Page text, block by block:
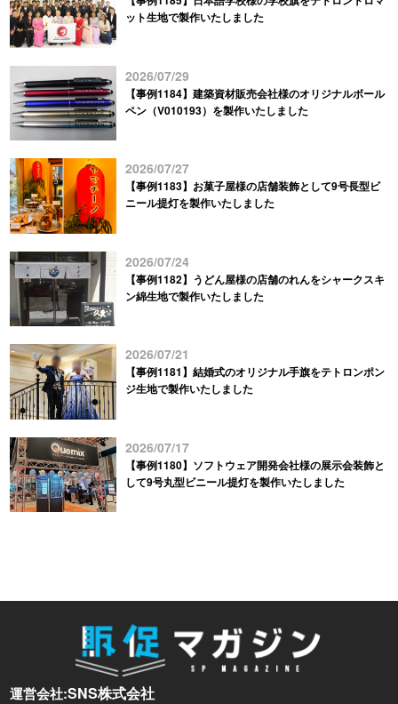
ット生地で製作いたしました
2026/07/29
【事例1184】建築資材販売会社様のオリジナルボール
ペン（V010193）を製作いたしました
2026/07/27
【事例1183】お菓子屋様の店舗装飾として9号長型ビ
ニール提灯を製作いたしました
2026/07/24
【事例1182】うどん屋様の店舗のれんをシャークスキ
ン綿生地で製作いたしました
2026/07/21
【事例1181】結婚式のオリジナル手旗をテトロンポン
ジ生地で製作いたしました
2026/07/17
【事例1180】ソフトウェア開発会社様の展示会装飾と
して9号丸型ビニール提灯を製作いたしました
運営会社:SNS株式会社